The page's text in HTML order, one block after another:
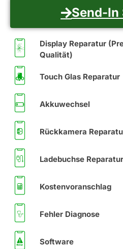
Send-In
Display Reparatur
Qualität)
Touch Glas Reparatur
Akkuwechsel
Rückkamera
Ladebuchse Reparatur
Kostenvoranschlag
Fehler Diagnose
Software